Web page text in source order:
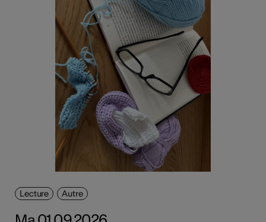
Lecture Autre